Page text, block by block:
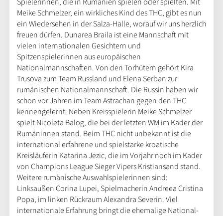
Meike Schmelzer, ein wirkliches Kind des THC, gibt es nun
ein Wiedersehen in der Salza-Halle, worauf wir uns herzlich
freuen dürfen. Dunarea Braila ist eine Mannschaft mit
vielen internationalen Gesichtern und
Spitzenspielerinnen aus europäischen
Nationalmannschaften. Von den Torhütern gehört Kira
Trusova zum Team Russland und Elena Serban zur
rumänischen Nationalmannschaft. Die Russin haben wir
schon vor Jahren im Team Astrachan gegen den THC
kennengelernt. Neben Kreisspielerin Meike Schmelzer
spielt Nicoleta Balog, die bei der letzten WM im Kader der
Rumäninnen stand. Beim THC nicht unbekannt ist die
international erfahrene und spielstarke kroatische
Kreisläuferin Katarina Jezic, die im Vorjahr noch im Kader
von Champions League Sieger Vipers Kristiansand stand.
Weitere rumänische Auswahlspielerinnen sind:
Linksaußen Corina Lupei, Spielmacherin Andreea Cristina
Popa, im linken Rückraum Alexandra Severin. Viel
internationale Erfahrung bringt die ehemalige National-